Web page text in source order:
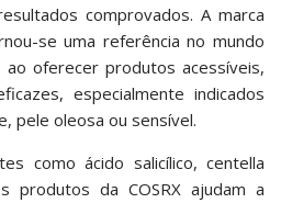
comprovados. A marca
se uma referência no mundo
oferecer produtos acessíveis,
especialmente indicados
pele oleosa ou sensível.
como ácido salicílico, centella
produtos da COSRX ajudam a